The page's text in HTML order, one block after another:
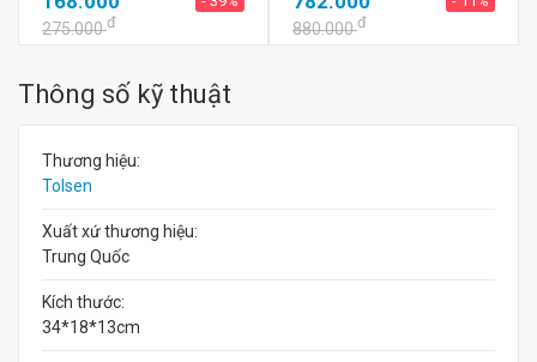
275.000đ 880.000đ
Thông số kỹ thuật
Thương hiệu:
Tolsen
Xuất xứ thương hiệu:
Trung Quốc
Kích thước:
34*18*13cm